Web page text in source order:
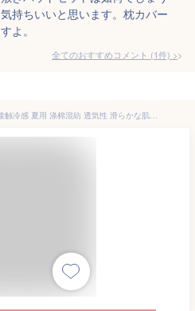
持ちいいと思います。枕カバー
よ。
全てのおすすめコメント (1件) >
ベッドルーム シーツ セット 接触冷感 夏用 涤棉混紡 透気性 滑らかな肌触り 純色 グレー系 グリーン系 ピンク系 ブルー系 ベッドスカート 枕カバー クイーンサイズ キングサイズ 快適寝具 軽量 速乾 部屋着対応